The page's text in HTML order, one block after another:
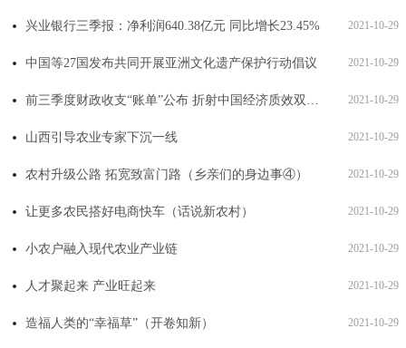
2021-10-29
兴业银行三季报：净利润640.38亿元 同比增长23.45%
2021-10-29
中国等27国发布共同开展亚洲文化遗产保护行动倡议
2021-10-29
前三季度财政收支“账单”公布 折射中国经济质效双提升
2021-10-29
山西引导农业专家下沉一线
2021-10-29
农村升级公路 拓宽致富门路（乡亲们的身边事④）
2021-10-29
让更多农民搭好电商快车（话说新农村）
2021-10-29
小农户融入现代农业产业链
2021-10-29
人才聚起来 产业旺起来
2021-10-29
造福人类的“幸福草”（开卷知新）